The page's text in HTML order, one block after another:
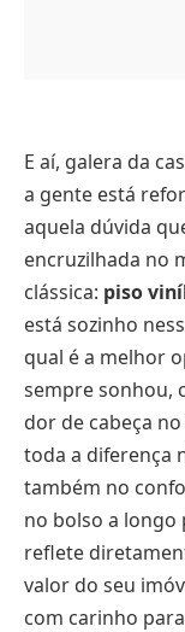
E aí, galera da
a gente está
aquela dúvida
encruzilhada no
clássica: piso
está sozinho
qual é a melhor
sempre sonhou,
dor de cabeça
toda a diferença
também no
no bolso a longo
reflete
valor do seu
com carinho